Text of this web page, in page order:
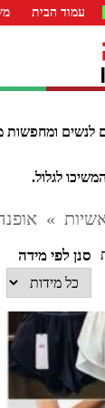
עמוד הבית
ומחפשות
לגלול.
»
ממוין
הפריט
העדכני
ביותר
סנן לפי מידה